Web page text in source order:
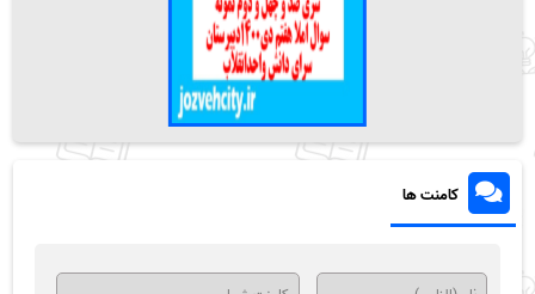
کامنت ها